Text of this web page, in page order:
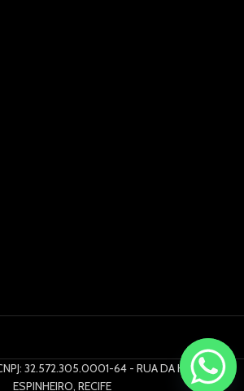
32.572.305.0001-64 - RUA DA HORA 61,
ESPINHEIRO, RECIFE